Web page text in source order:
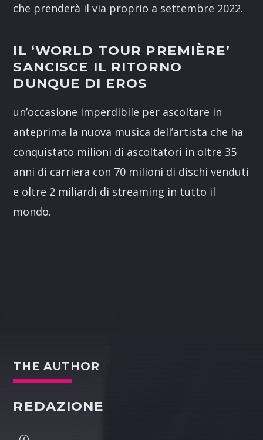
che prenderà il via proprio a settembre 2022.
IL ‘WORLD TOUR PREMIÈRE’
SANCISCE IL RITORNO
DUNQUE DI EROS
un’occasione imperdibile per ascoltare in
anteprima la nuova musica dell’artista che ha
conquistato milioni di ascoltatori in oltre 35
anni di carriera con 70 milioni di dischi venduti
e oltre 2 miliardi di streaming in tutto il
mondo.
THE AUTHOR
REDAZIONE